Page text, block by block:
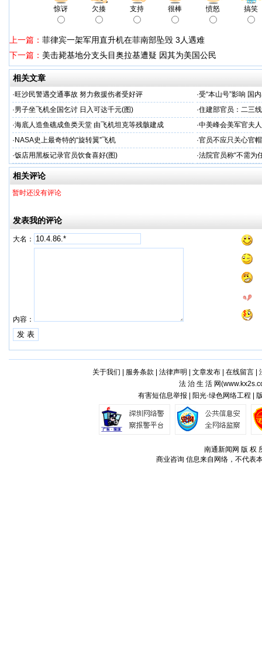
惊讶 欠揍 支持 很棒 愤怒 搞笑
上一篇： 菲律宾一架军用直升机在菲南部坠毁 3人遇难
下一篇： 美击毙基地分支头目奥拉基遭疑 因其为美国公民
相关文章
·旺沙民警遇交通事故 努力救援伤者受好评 ·受“本山号”影响 国
·男子坐飞机全国乞讨 日入可达千元(图) ·住建部官员：二三
·海底人造鱼礁成鱼类天堂 由飞机坦克等残骸建成 ·中美峰会美军官夫
· NASA史上最奇特的“旋转翼”飞机 ·官员不应只关心官
·饭店用黑板记录官员饮食喜好(图) ·法院官员称“不需为
相关评论
暂时还没有评论
发表我的评论
大名：
内容：
关于我们 服务条款 法律声明 文章发布| 在线留言|
法 治 生 活 网(
有害短信息举报 | 阳光·绿色网络工程 |
南通新闻网 版 权
商业咨询 信息来自网络，不代表